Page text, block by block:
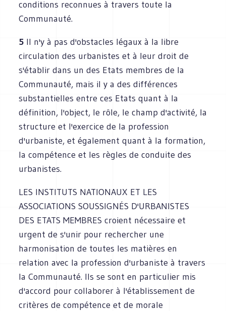
conditions reconnues à travers toute la
Communauté.
5 Il n'y à pas d'obstacles légaux à la libre
circulation des urbanistes et à leur droit de
s'établir dans un des Etats membres de la
Communauté, mais il y a des différences
substantielles entre ces Etats quant à la
définition, l'object, le rôle, le champ d'activité, la
structure et l'exercice de la profession
d'urbaniste, et également quant à la formation,
la compétence et les règles de conduite des
urbanistes.
LES INSTITUTS NATIONAUX ET LES
ASSOCIATIONS SOUSSIGNÉS D'URBANISTES
DES ETATS MEMBRES croient nécessaire et
urgent de s'unir pour rechercher une
harmonisation de toutes les matières en
relation avec la profession d'urbaniste à travers
la Communauté. Ils se sont en particulier mis
d'accord pour collaborer à l'établissement de
critères de compétence et de morale